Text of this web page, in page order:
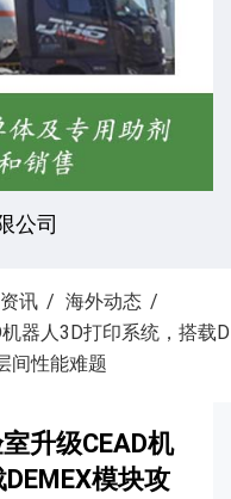
公司
讯
海外动态
器人3D打印系统，搭载D
间性能难题
升级CEAD机
模块攻